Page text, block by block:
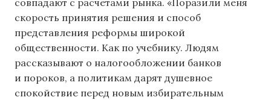
совпадают с расчетами рынка. «Поразили меня
скорость принятия решения и способ
представления реформы широкой
общественности. Как по учебнику. Людям
рассказывают о налогообложении банков
и пороков, а политикам дарят душевное
спокойствие перед новым избирательным